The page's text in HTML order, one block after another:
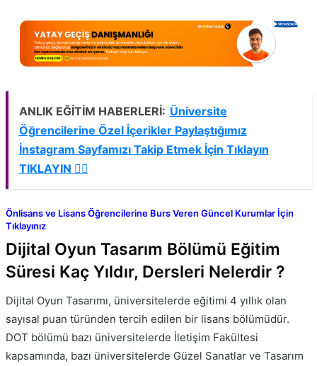
ANLIK EĞİTİM HABERLERİ: Üniversite
Öğrencilerine Özel İçerikler Paylaştığımız
İnstagram Sayfamızı Takip Etmek İçin Tıklayın
TIKLAYIN 👈🏻
Önlisans ve Lisans Öğrencilerine Burs Veren Güncel Kurumlar İçin
Tıklayınız
Dijital Oyun Tasarım Bölümü Eğitim
Süresi Kaç Yıldır, Dersleri Nelerdir ?
Dijital Oyun Tasarımı, üniversitelerde eğitimi 4 yıllık olan
sayısal puan türünden tercih edilen bir lisans bölümüdür.
DOT bölümü bazı üniversitelerde İletişim Fakültesi
kapsamında, bazı üniversitelerde Güzel Sanatlar ve Tasarım